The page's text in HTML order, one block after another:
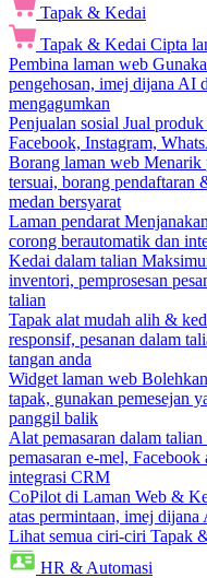
Tapak & Kedai
Tapak & Kedai Cipta
Pembina laman web
pengehosan, imej dijana AI
mengagumkan
Penjualan sosial Jual produk
Facebook, Instagram,
Borang laman web Menarik
tersuai, borang pendaftaran
medan bersyarat
Laman pendarat
corong berautomatik dan
Kedai dalam talian
inventori, pemprosesan
talian
Tapak alat mudah alih &
responsif, pesanan dalam
tangan anda
Widget laman web
tapak, gunakan pemesejan
panggil balik
Alat pemasaran dalam talian
pemasaran e-mel,
integrasi CRM
CoPilot di Laman Web &
atas permintaan, imej
Lihat semua ciri-ciri Tapak
HR & Automasi